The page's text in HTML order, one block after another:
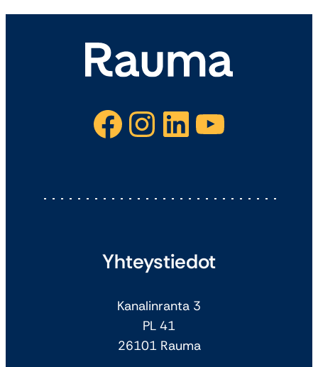
Facebook Instagram LinkedIn YouTube
Yhteystiedot
Kanalinranta 3
PL 41
26101 Rauma